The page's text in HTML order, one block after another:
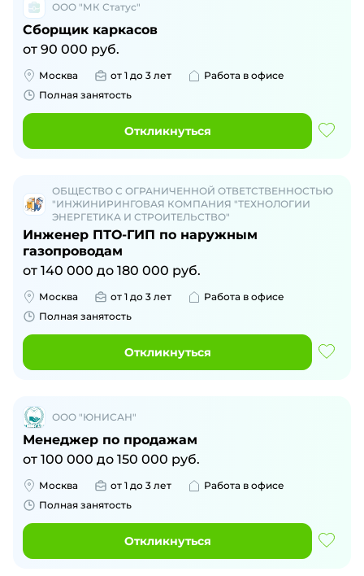
ООО "МК Статус"
Сборщик каркасов
от 90 000 руб.
Москва от 1 до 3 лет
Работа в офисе
Полная занятость
Откликнуться
ОБЩЕСТВО С ОГРАНИЧЕННОЙ ОТВЕТСТВЕННОСТЬЮ
"ИНЖИНИРИНГОВАЯ КОМПАНИЯ "ТЕХНОЛОГИИ
ЭНЕРГЕТИКА И СТРОИТЕЛЬСТВО"
Инженер ПТО-ГИП по наружным
газопроводам
от 140 000 до 180 000 руб.
Москва от 1 до 3 лет
Работа в офисе
Полная занятость
Откликнуться
ООО "ЮНИСАН"
Менеджер по продажам
от 100 000 до 150 000 руб.
Москва от 1 до 3 лет
Работа в офисе
Полная занятость
Откликнуться